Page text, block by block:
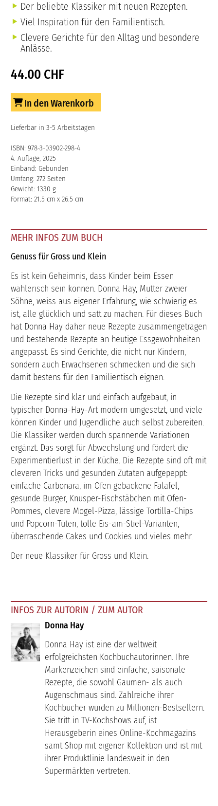
Der beliebte Klassiker mit neuen Rezepten.
Viel Inspiration für den Familientisch.
Clevere Gerichte für den Alltag und besondere
Anlässe.
44.00 CHF
In den Warenkorb
Lieferbar in 3-5 Arbeitstagen
ISBN: 978-3-03902-298-4
4. Auflage, 2025
Einband: Gebunden
Umfang: 272 Seiten
Gewicht: 1330 g
Format: 21.5 cm x 26.5 cm
MEHR INFOS ZUM BUCH
Genuss für Gross und Klein
Es ist kein Geheimnis, dass Kinder beim Essen
wählerisch sein können. Donna Hay, Mutter zweier
Söhne, weiss aus eigener Erfahrung, wie schwierig es
ist, alle glücklich und satt zu machen. Für dieses Buch
hat Donna Hay daher neue Rezepte zusammengetragen
und bestehende Rezepte an heutige Essgewohnheiten
angepasst. Es sind Gerichte, die nicht nur Kindern,
sondern auch Erwachsenen schmecken und die sich
damit bestens für den Familientisch eignen.
Die Rezepte sind klar und einfach aufgebaut, in
typischer Donna-Hay-Art modern umgesetzt, und viele
können Kinder und Jugendliche auch selbst zubereiten.
Die Klassiker werden durch spannende Variationen
ergänzt. Das sorgt für Abwechslung und fördert die
Experimentierlust in der Küche. Die Rezepte sind oft mit
cleveren Tricks und gesunden Zutaten aufgepeppt:
einfache Carbonara, im Ofen gebackene Falafel,
gesunde Burger, Knusper-Fischstäbchen mit Ofen-
Pommes, clevere Mogel-Pizza, lässige Tortilla-Chips
und Popcorn-Tüten, tolle Eis-am-Stiel-Varianten,
überraschende Cakes und Cookies und vieles mehr.
Der neue Klassiker für Gross und Klein.
INFOS ZUR AUTORIN / ZUM AUTOR
Donna Hay
Donna Hay ist eine der weltweit
erfolgreichsten Kochbuchautorinnen. Ihre
Markenzeichen sind einfache, saisonale
Rezepte, die sowohl Gaumen- als auch
Augenschmaus sind. Zahlreiche ihrer
Kochbücher wurden zu Millionen-Bestsellern.
Sie tritt in TV-Kochshows auf, ist
Herausgeberin eines Online-Kochmagazins
samt Shop mit eigener Kollektion und ist mit
ihrer Produktlinie landesweit in den
Supermärkten vertreten.